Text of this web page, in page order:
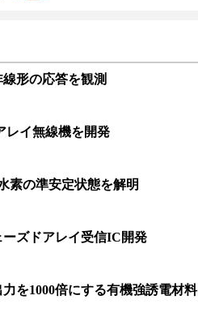
形の応答を観測
レイ無線機を開発
素の準安定状態を解明
ズドアレイ受信IC開発
を1000倍にする有機強誘電材料